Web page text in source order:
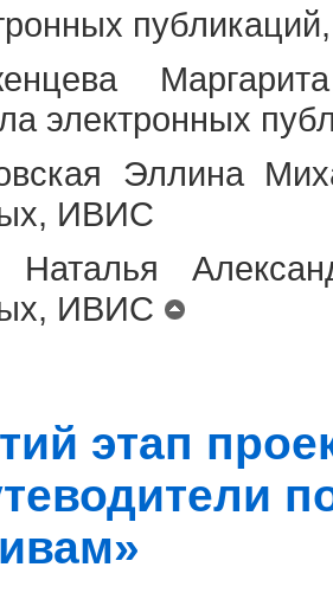
электронных
Эллина
ИВИС
Наталья
ИВИС
этап